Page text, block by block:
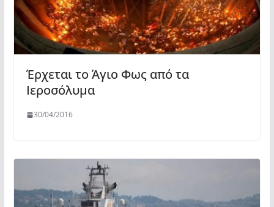
Έρχεται το Άγιο Φως από τα
Ιεροσόλυμα
30/04/2016